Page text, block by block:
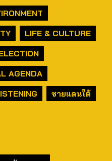
LIFE & CULTURE
AGENDA
ชายแดนใต้